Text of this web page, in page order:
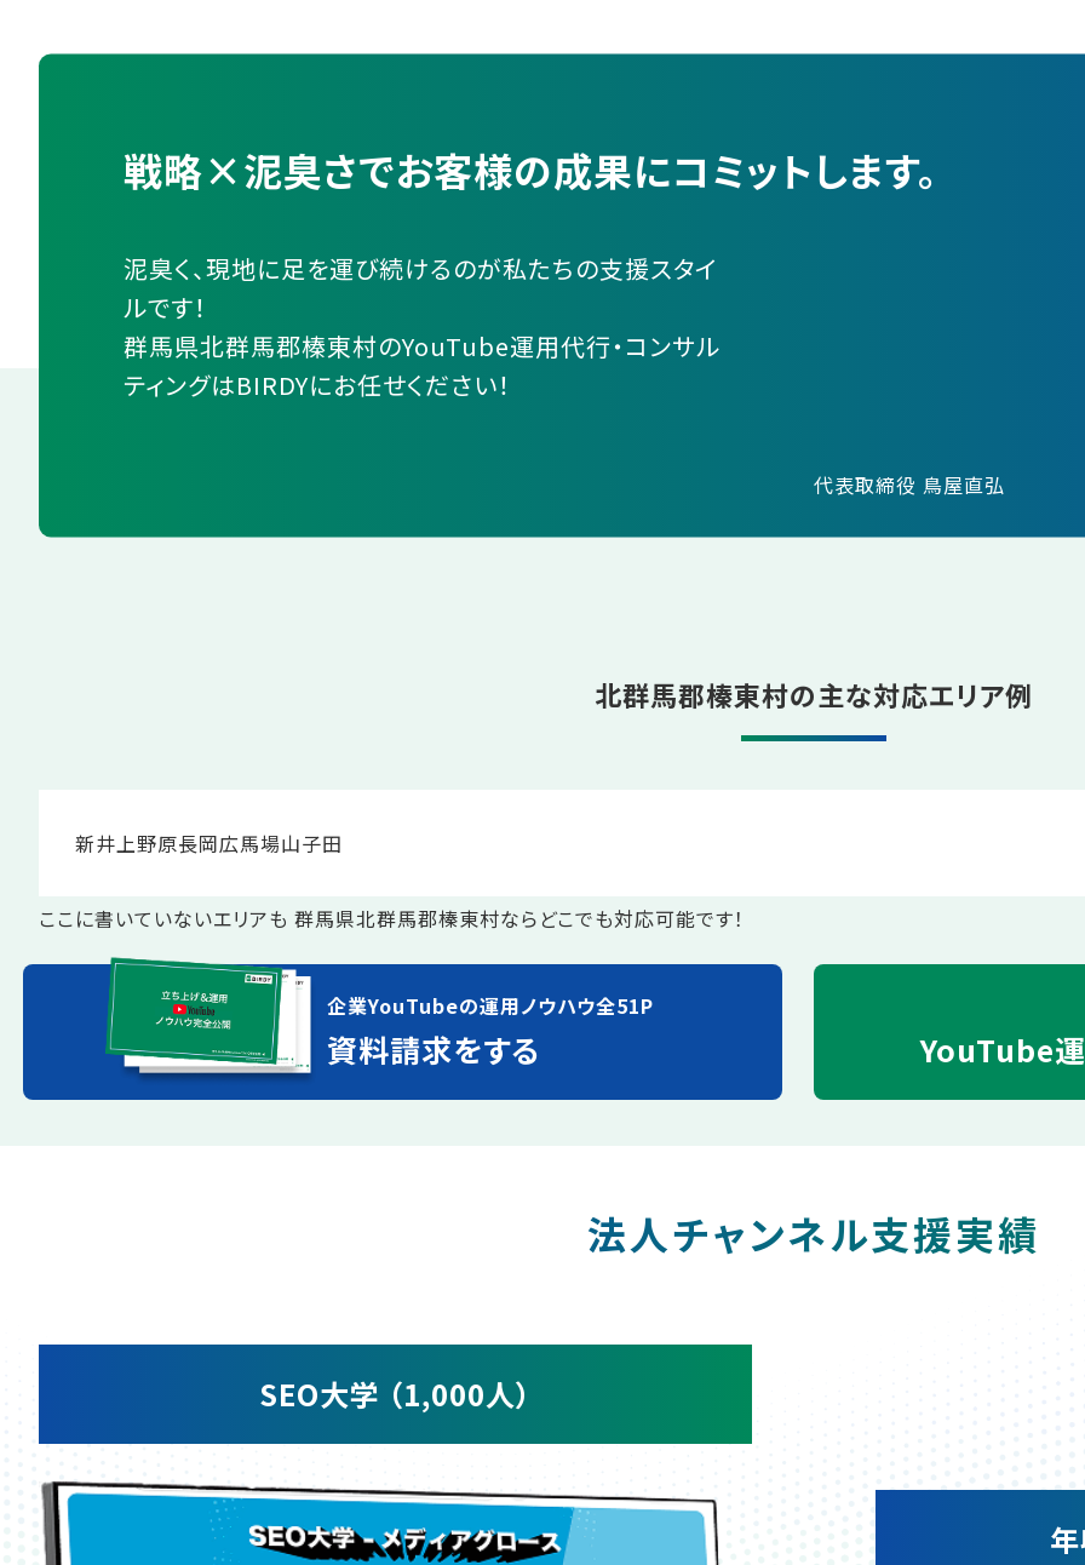
戦略×泥臭さでお客様の成果にコミットします。
泥臭く、現地に足を運び続けるのが私たちの支援スタイ
ルです！
群馬県北群馬郡榛東村のYouTube運用代行・コンサル
ティングはBIRDYにお任せください！
代表取締役 鳥屋直弘
北群馬郡榛東村の主な対応エリア例
新井 上野原長岡広馬場山子田
ここに書いていないエリアも 群馬県北群馬郡榛東村ならどこでも対応可能です！
企業YouTubeの運用ノウハウ全51P
資料請求をする YouTube
法人チャンネル支援実績
SEO大学 （1,000人）